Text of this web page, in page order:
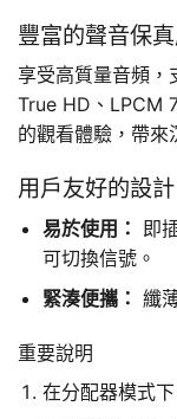
豐富的聲音保
享受高質量音頻
True HD、LPCM
的觀看體驗，帶來
用戶友好的設計
易於使用： 即
可切換信號。
緊湊便攜： 纖
重要說明
在分配器模式